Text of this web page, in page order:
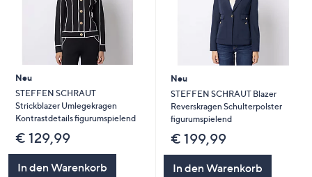
Neu
STEFFEN SCHRAUT
Strickblazer Umlegekragen
Kontrastdetails figurumspielend
€ 129,99
In den Warenkorb
Neu
STEFFEN SCHRAUT Blazer
Reverskragen Schulterpolster
figurumspielend
€ 199,99
In den Warenkorb